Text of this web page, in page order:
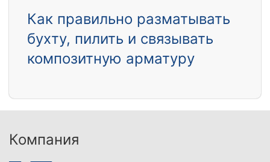
Как правильно разматывать
бухту, пилить и связывать
композитную арматуру
Компания